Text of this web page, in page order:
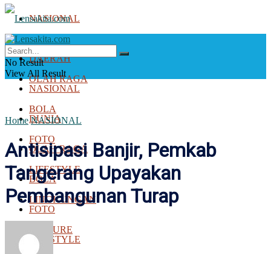
NASIONAL
DUNIA
OLAH RAGA
BOLA
FOTO
LIFESTYLE
LINGKUNGAN
FEATURE
DAERAH
NASIONAL
DUNIA
OLAH RAGA
BOLA
FOTO
LIFESTYLE
No Result
View All Result
Home NASIONAL
Antisipasi Banjir, Pemkab
Tangerang Upayakan
Pembangunan Turap